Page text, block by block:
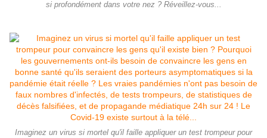
si profondément dans votre nez ? Réveillez-vous...
Imaginez un virus si mortel qu'il faille appliquer un test trompeur pour